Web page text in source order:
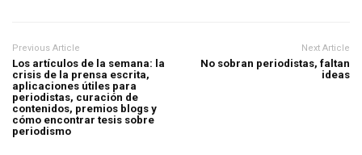
Previous Article
Los artículos de la semana: la
crisis de la prensa escrita,
aplicaciones útiles para
periodistas, curación de
contenidos, premios blogs y
cómo encontrar tesis sobre
periodismo
Next Article
No sobran periodistas, faltan
ideas